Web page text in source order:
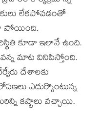
లేక‌పోవ‌డంతో
పోయింది.
కూడా ఇలానే ఉంది.
మాట వినిపిస్తోంది.
దేశాల‌కు
ఎదుర్కొంటున్న
క‌ష్టాలు వ‌చ్చాయి.